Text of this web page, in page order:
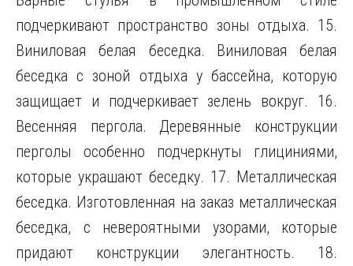
подчеркивают пространство зоны отдыха. 15.
Виниловая белая беседка. Виниловая белая
беседка с зоной отдыха у бассейна, которую
защищает и подчеркивает зелень вокруг. 16.
Весенняя пергола. Деревянные конструкции
перголы особенно подчеркнуты глициниями,
которые украшают беседку. 17. Металлическая
беседка. Изготовленная на заказ металлическая
беседка, с невероятными узорами, которые
придают конструкции элегантность. 18.